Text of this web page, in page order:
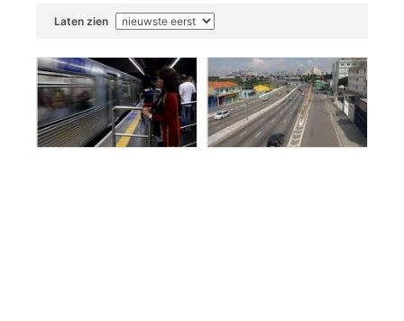
Laten zien